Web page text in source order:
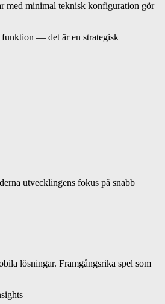
med minimal teknisk konfiguration gör
— det är en strategisk
utvecklingens fokus på snabb
lösningar. Framgångsrika spel som